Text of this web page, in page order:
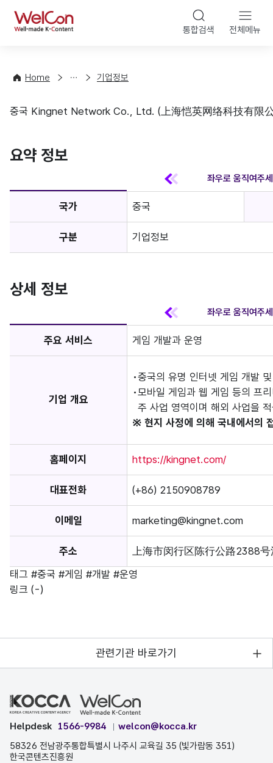
WelCon 통합검색 전체메뉴
Home
컨
팅
해
기
정
기업정보
기업정보
중국 Kingnet Network Co., Ltd. (上海恺英网络科技有限
요약 정보
국가 중국
구분 기업정보
상세 정보
주요 서비스 게임 개발과 운영
기업 개요
중국의 유명 인터넷 게임 개발
모바일 게임과 웹 게임 등의 프
주 사업 영역이며 해외 사업을
※ 현지 사정에 의해 국내에서의
홈페이지 https://kingnet.com/
대표전화 (+86) 2150908789
이메일 marketing@kingnet.com
주소
上海市闵行区陈行公路2388
태그 #중국 #게임 #개발 #운영
링크 (-)
관련기관 바로가기
Helpdesk 1566-9984
welcon@kocca.kr
58326 전남광주통합특별시 나주시 교육길 35 (빛가람동 351)
한국콘텐츠진흥원